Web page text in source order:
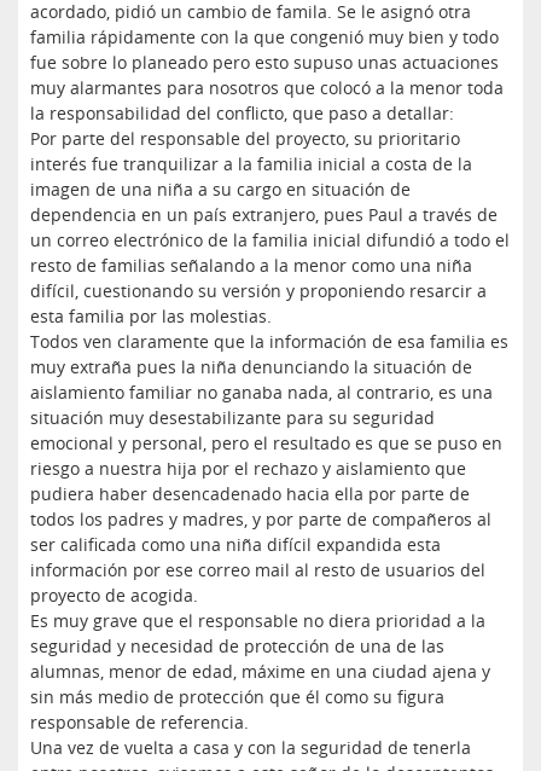
acordado, pidió un cambio de famila. Se le asignó otra
familia rápidamente con la que congenió muy bien y todo
fue sobre lo planeado pero esto supuso unas actuaciones
muy alarmantes para nosotros que colocó a la menor toda
la responsabilidad del conflicto, que paso a detallar:
Por parte del responsable del proyecto, su prioritario
interés fue tranquilizar a la familia inicial a costa de la
imagen de una niña a su cargo en situación de
dependencia en un país extranjero, pues Paul a través de
un correo electrónico de la familia inicial difundió a todo el
resto de familias señalando a la menor como una niña
difícil, cuestionando su versión y proponiendo resarcir a
esta familia por las molestias.
Todos ven claramente que la información de esa familia es
muy extraña pues la niña denunciando la situación de
aislamiento familiar no ganaba nada, al contrario, es una
situación muy desestabilizante para su seguridad
emocional y personal, pero el resultado es que se puso en
riesgo a nuestra hija por el rechazo y aislamiento que
pudiera haber desencadenado hacia ella por parte de
todos los padres y madres, y por parte de compañeros al
ser calificada como una niña difícil expandida esta
información por ese correo mail al resto de usuarios del
proyecto de acogida.
Es muy grave que el responsable no diera prioridad a la
seguridad y necesidad de protección de una de las
alumnas, menor de edad, máxime en una ciudad ajena y
sin más medio de protección que él como su figura
responsable de referencia.
Una vez de vuelta a casa y con la seguridad de tenerla